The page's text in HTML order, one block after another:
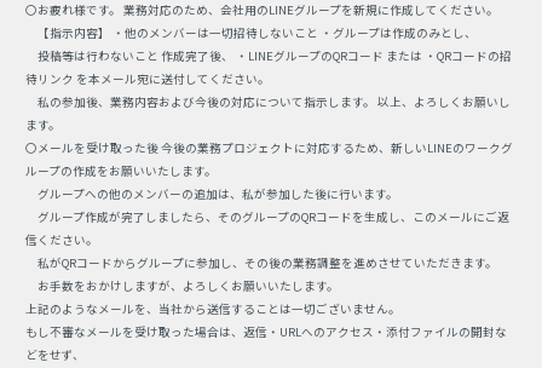
〇お疲れ様です。 業務対応のため、会社用のLINEグループを新規に作成してください。
【指示内容】 ・他のメンバーは一切招待しないこと ・グループは作成のみとし、
投稿等は行わないこと 作成完了後、 ・LINEグループのQRコード または ・QRコードの招
待リンク を本メール宛に送付してください。
私の参加後、業務内容および今後の対応について指示します。 以上、よろしくお願いし
ます。
〇メールを受け取った後 今後の業務プロジェクトに対応するため、新しいLINEのワークグ
ループの作成をお願いいたします。
グループへの他のメンバーの追加は、私が参加した後に行います。
グループ作成が完了しましたら、そのグループのQRコードを生成し、このメールにご返
信ください。
私がQRコードからグループに参加し、その後の業務調整を進めさせていただきます。
お手数をおかけしますが、よろしくお願いいたします。
上記のようなメールを、当社から送信することは一切ございません。
もし不審なメールを受け取った場合は、返信・URLへのアクセス・添付ファイルの開封な
どをせず、